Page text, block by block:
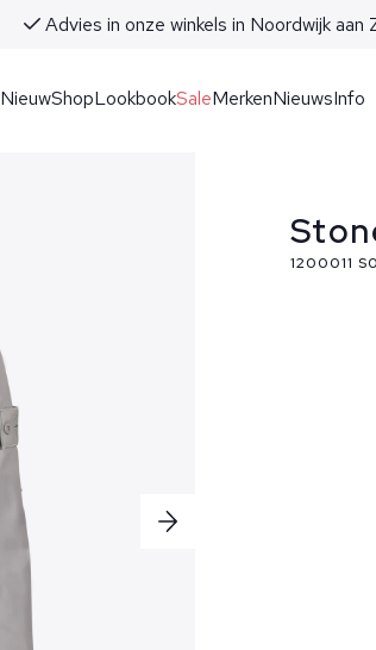
Advies in onze winkels in Noordwijk aan
NieuwShopLookbookSaleMerkenNieuwsInfo
1200011